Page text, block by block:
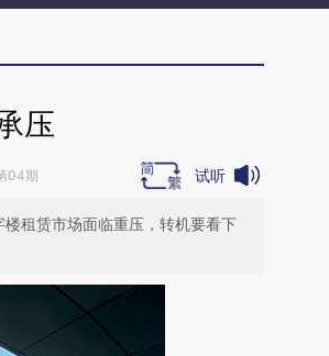
压
04期 试听
租赁市场面临重压，转机要看下